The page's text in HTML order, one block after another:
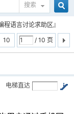
搜索
程语言讨论求助区』
10 / 10 页
电梯直达